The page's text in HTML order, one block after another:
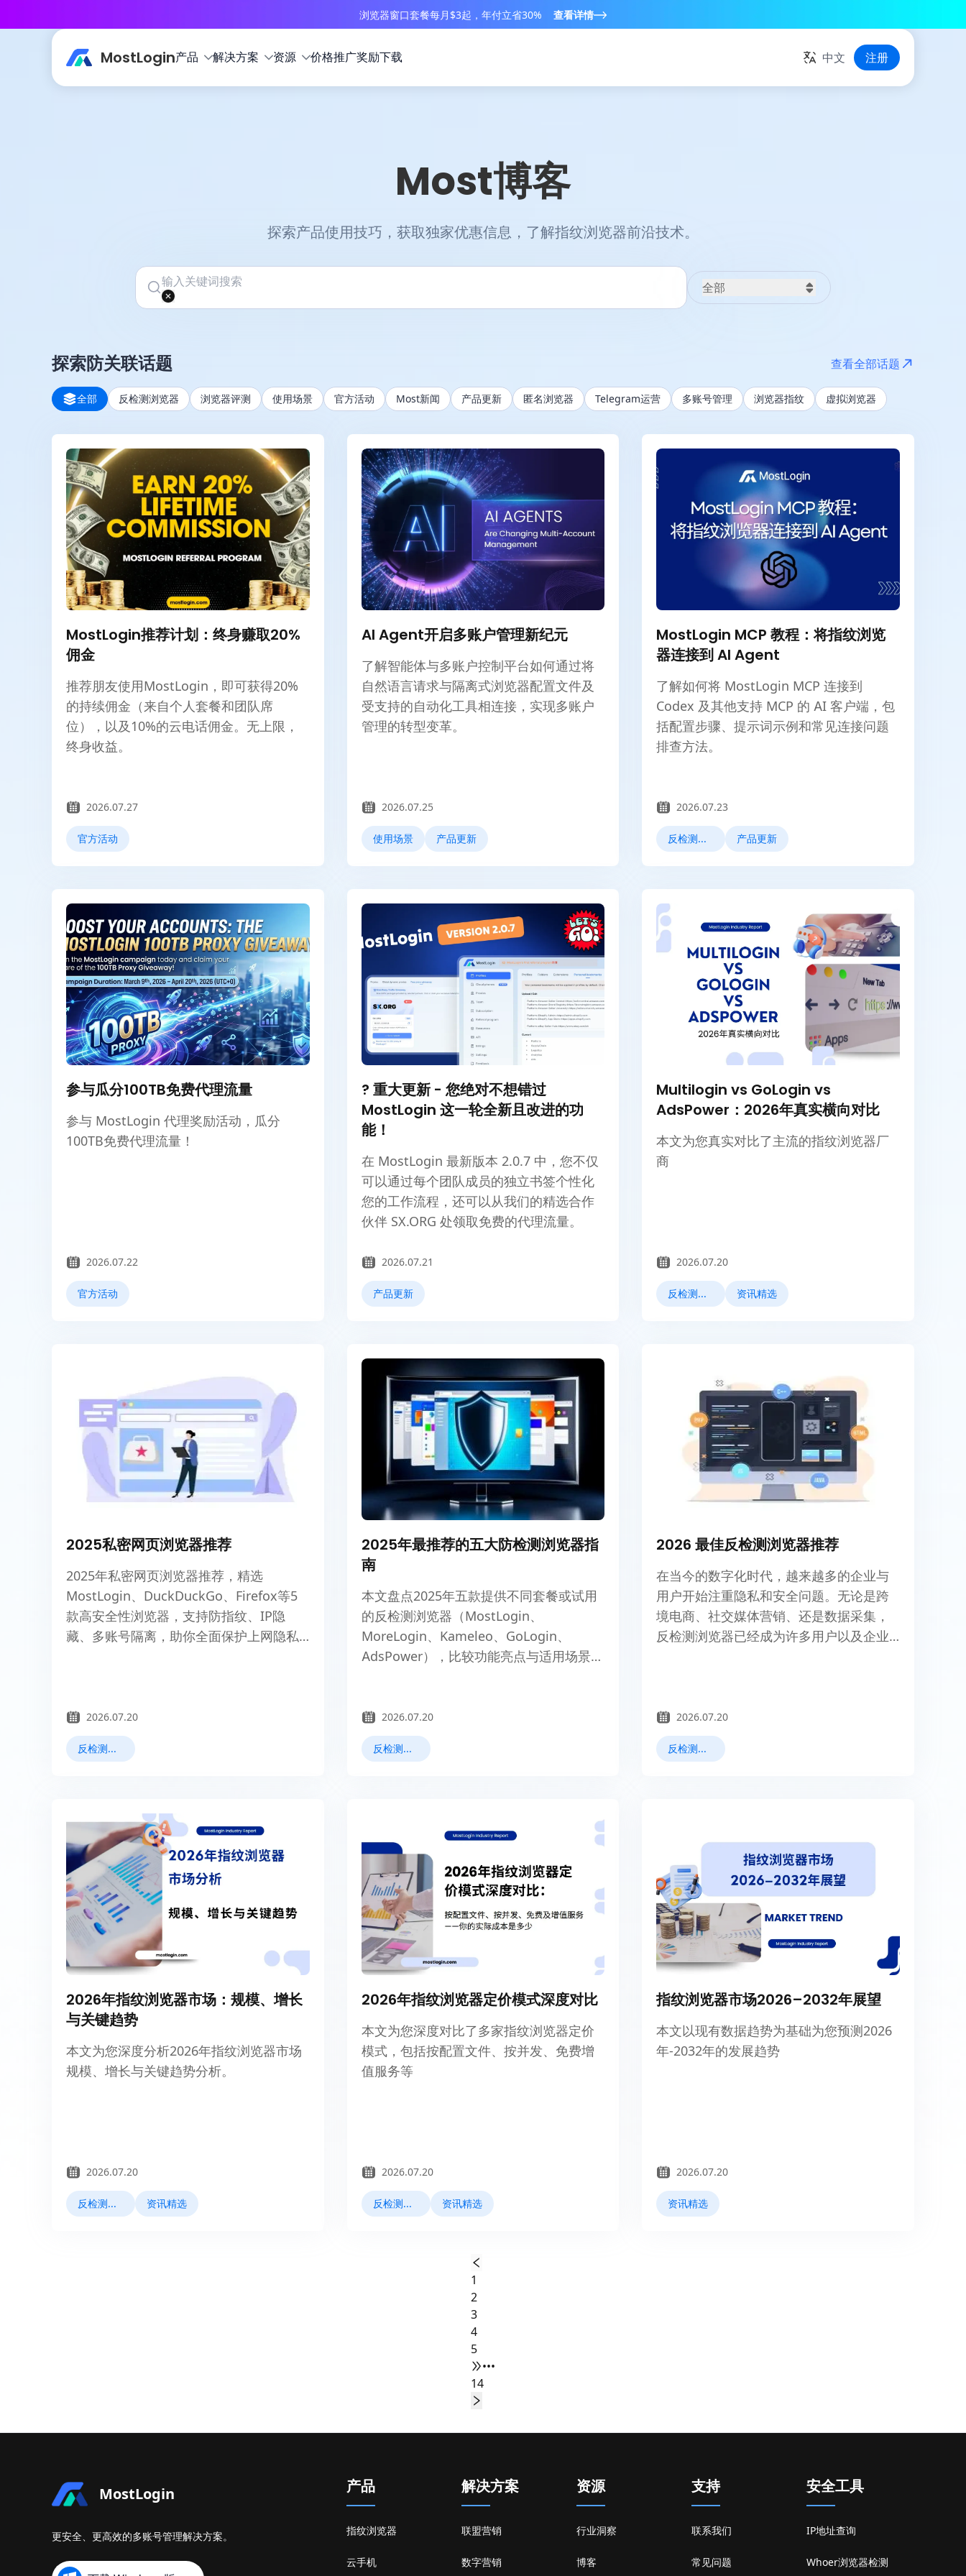
浏览器窗口套餐每月$3起，年付立省30% 查看详情
MostLogin产品 解决方案 资源 价格推广奖励下载 中文 注册
Most博客
探索产品使用技巧，获取独家优惠信息，了解指纹浏览器前沿技术。
全部
最近一周
最近一年
探索防关联话题 查看全部话题
全部 反检测浏览器 浏览器评测 使用场景 官方活动 Most新闻 产品更新 匿名浏览器 Telegram运营 多账号管理 浏览器指纹 虚拟浏览器
MostLogin推荐计划：终身赚取20%
佣金
推荐朋友使用MostLogin，即可获得20%
的持续佣金（来自个人套餐和团队席
位），以及10%的云电话佣金。无上限，
终身收益。
2026.07.27
官方活动
AI Agent开启多账户管理新纪元
了解智能体与多账户控制平台如何通过将
自然语言请求与隔离式浏览器配置文件及
受支持的自动化工具相连接，实现多账户
管理的转型变革。
2026.07.25
使用场景 产品更新
MostLogin MCP 教程：将指纹浏览
器连接到 AI Agent
了解如何将 MostLogin MCP 连接到
Codex 及其他支持 MCP 的 AI 客户端，包
括配置步骤、提示词示例和常见连接问题
排查方法。
2026.07.23
反检测浏览器 产品更新
参与瓜分100TB免费代理流量
参与 MostLogin 代理奖励活动，瓜分
100TB免费代理流量！
2026.07.22
官方活动
? 重大更新 - 您绝对不想错过
MostLogin 这一轮全新且改进的功
能！
在 MostLogin 最新版本 2.0.7 中，您不仅
可以通过每个团队成员的独立书签个性化
您的工作流程，还可以从我们的精选合作
伙伴 SX.ORG 处领取免费的代理流量。
2026.07.21
产品更新
Multilogin vs GoLogin vs
AdsPower：2026年真实横向对比
本文为您真实对比了主流的指纹浏览器厂
商
2026.07.20
反检测浏览器 资讯精选
2025私密网页浏览器推荐
2025年私密网页浏览器推荐，精选
MostLogin、DuckDuckGo、Firefox等5
款高安全性浏览器，支持防指纹、IP隐
藏、多账号隔离，助你全面保护上网隐私
2026.07.20
反检测浏览器
2025年最推荐的五大防检测浏览器指
南
本文盘点2025年五款提供不同套餐或试用
的反检测浏览器（MostLogin、
MoreLogin、Kameleo、GoLogin、
AdsPower），比较功能亮点与适用场景，
2026.07.20
反检测浏览器
2026 最佳反检测浏览器推荐
在当今的数字化时代，越来越多的企业与
用户开始注重隐私和安全问题。无论是跨
境电商、社交媒体营销、还是数据采集，
反检测浏览器已经成为许多用户以及企业
2026.07.20
反检测浏览器
2026年指纹浏览器市场：规模、增长
与关键趋势
本文为您深度分析2026年指纹浏览器市场
规模、增长与关键趋势分析。
2026.07.20
反检测浏览器 资讯精选
2026年指纹浏览器定价模式深度对比
本文为您深度对比了多家指纹浏览器定价
模式，包括按配置文件、按并发、免费增
值服务等
2026.07.20
反检测浏览器 资讯精选
指纹浏览器市场2026–2032年展望
本文以现有数据趋势为基础为您预测2026
年-2032年的发展趋势
2026.07.20
资讯精选
1
2
3
4
5
•••
14
MostLogin
更安全、更高效的多账号管理解决方案。
产品
指纹浏览器
云手机
解决方案
联盟营销
数字营销
资源
行业洞察
博客
支持
联系我们
常见问题
安全工具
IP地址查询
Whoer浏览器检测